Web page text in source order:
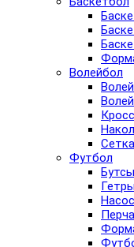
Волейбол
Футбол